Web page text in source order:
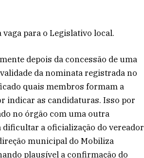
para o Legislativo local.
depois da concessão de uma
da nominata registrada no
quais membros formam a
indicar as candidaturas. Isso por
no órgão com uma outra
dificultar a oficialização do vereador
municipal do Mobiliza
plausível a confirmação do